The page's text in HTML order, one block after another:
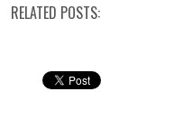
RELATED POSTS: